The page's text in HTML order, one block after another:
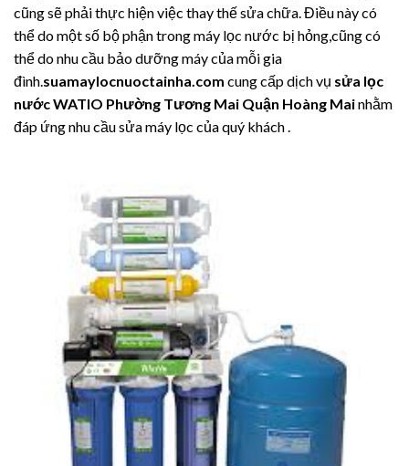
cũng sẽ phải thực hiện việc thay thế sửa chữa. Điều này có
thể do một số bộ phận trong máy lọc nước bị hỏng,cũng có
thể do nhu cầu bảo dưỡng máy của mỗi gia
đình.suamaylocnuoctainha.com cung cấp dịch vụ sửa lọc
nước WATIO Phường Tương Mai Quận Hoàng Mainhằm
đáp ứng nhu cầu sửa máy lọc của quý khách .